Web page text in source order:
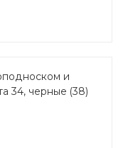
и
34, черные (38)